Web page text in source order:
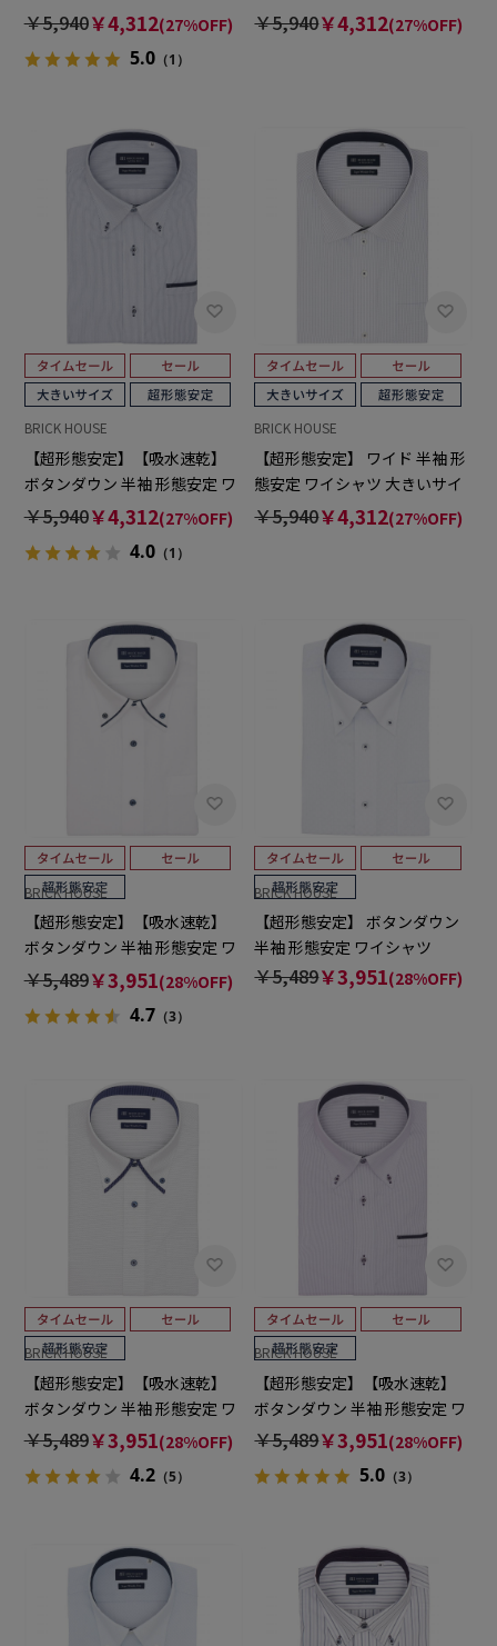
イシャツ 大きいサイズ
￥5,940￥4,312(27%OFF)
5.0（1）
イシャツ 大きいサイズ
￥5,940￥4,312(27%OFF)
BRICK HOUSE
【超形態安定】【吸水速乾】
ボタンダウン 半袖 形態安定 ワ
イシャツ 大きいサイズ
￥5,940￥4,312(27%OFF)
4.0（1）
BRICK HOUSE
【超形態安定】 ワイド 半袖 形
態安定 ワイシャツ 大きいサイ
ズ
￥5,940￥4,312(27%OFF)
BRICK HOUSE
【超形態安定】【吸水速乾】
ボタンダウン 半袖 形態安定 ワ
イシャツ
￥5,489￥3,951(28%OFF)
4.7（3）
BRICK HOUSE
【超形態安定】 ボタンダウン
半袖 形態安定 ワイシャツ
￥5,489￥3,951(28%OFF)
BRICK HOUSE
【超形態安定】【吸水速乾】
ボタンダウン 半袖 形態安定 ワ
イシャツ
￥5,489￥3,951(28%OFF)
4.2（5）
BRICK HOUSE
【超形態安定】【吸水速乾】
ボタンダウン 半袖 形態安定 ワ
イシャツ
￥5,489￥3,951(28%OFF)
5.0 （3）